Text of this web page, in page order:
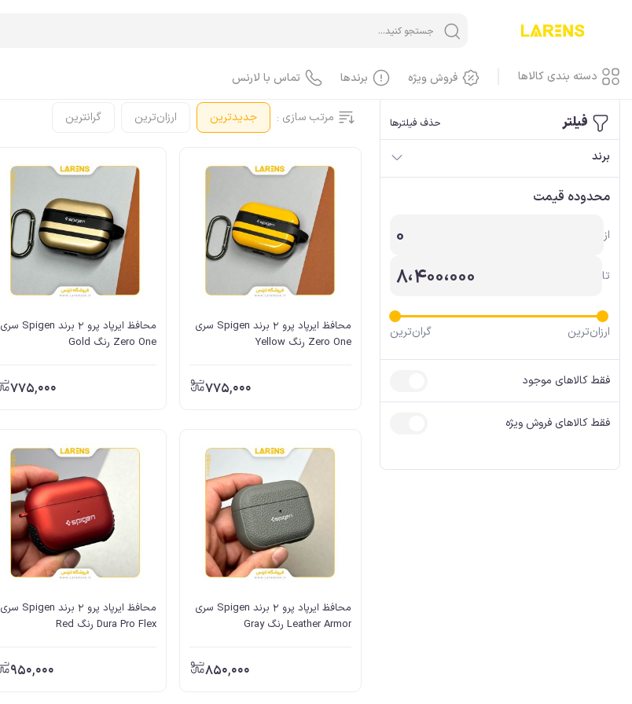
دسته بندی کالاها
آیفون iPhone
آیفون، گوشی
آیفون، محافظ صفحه، گلس
آیفون، باطری
آیفون، LCD
آیفون، هندسفری، هدست
اپل واچ، ساعت
اپل واچ، بند
اپل واچ، کاور
اپل واچ، محافظ صفحه
اپل واچ، کابل، شارژر
اپل واچ، لوازم جانبی
ایرپاد
ایرپاد، کاور
ایرپاد، کابل، شارژر
ایرپاد، لوازم جانبی
فروش ویژه برندها تماس با لارنس
خانه
فیلتر حذف فیلترها
برند
محدوده قیمت
از 0
تا 8،400،000
ارزان‌ترین گران‌ترین
فقط کالاهای موجود
فقط کالاهای فروش ویژه
مرتب سازی : جدیدترین ارزان‌ترین گرانترین
محافظ ایرپاد پرو 2 برند Spigen سری
Zero One رنگ Yellow
775,000
محافظ ایرپاد پرو 2 برند Spigen سری
Zero One رنگ Gold
775,000
محافظ ایرپاد پرو 2 برند Spigen سری
Leather Armor رنگ Gray
850,000
محافظ ایرپاد پرو 2 برند Spigen سری
Dura Pro Flex رنگ Red
950,000